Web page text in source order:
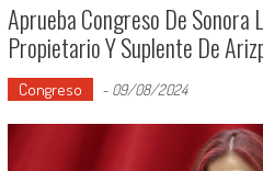
Aprueba Congreso De Sonora
Propietario Y Suplente De
Congreso - 09/08/2024